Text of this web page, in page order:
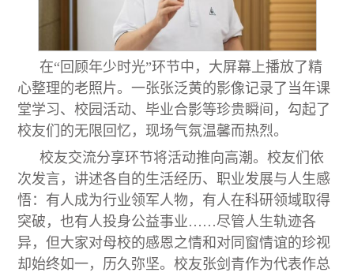
在“回顾年少时光”环节中，大屏幕上播放了精
心整理的老照片。一张张泛黄的影像记录了当年课
堂学习、校园活动、毕业合影等珍贵瞬间，勾起了
校友们的无限回忆，现场气氛温馨而热烈。
校友交流分享环节将活动推向高潮。校友们依
次发言，讲述各自的生活经历、职业发展与人生感
悟：有人成为行业领军人物，有人在科研领域取得
突破，也有人投身公益事业……尽管人生轨迹各
异，但大家对母校的感恩之情和对同窗情谊的珍视
却始终如一，历久弥坚。校友张剑青作为代表作总